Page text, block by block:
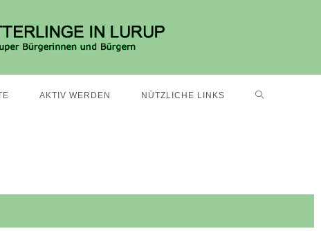
AKTIV WERDEN NÜTZLICHE LINKS